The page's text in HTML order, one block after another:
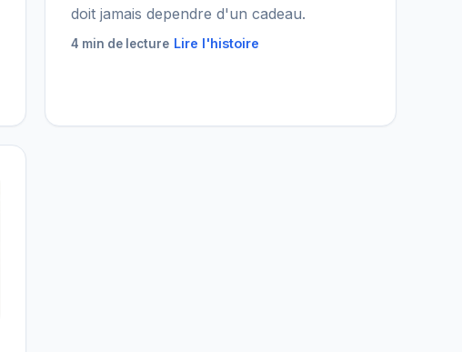
doit jamais dependre d'un cadeau.
4 min de lecture Lire l'histoire